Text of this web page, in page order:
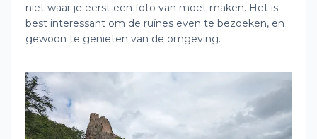
niet waar je eerst een foto van moet maken. Het is
best interessant om de ruïnes even te bezoeken, en
gewoon te genieten van de omgeving.